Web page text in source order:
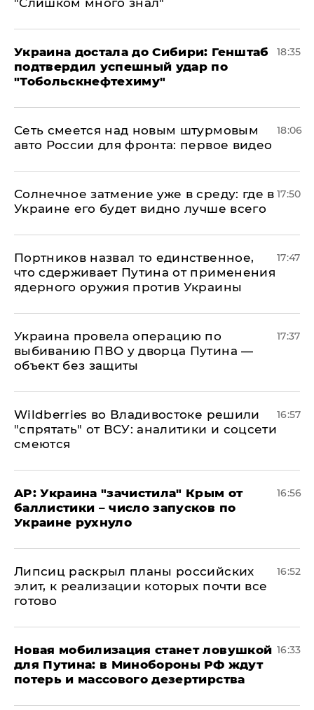
"Слишком много знал"
Украина достала до Сибири: Генштаб
подтвердил успешный удар по
"Тобольскнефтехиму"
18:35
Сеть смеется над новым штурмовым
авто России для фронта: первое видео
18:06
​Солнечное затмение уже в среду: где в
Украине его будет видно лучше всего
17:50
Портников назвал то единственное,
что сдерживает Путина от применения
ядерного оружия против Украины
17:47
Украина провела операцию по
выбиванию ПВО у дворца Путина —
объект без защиты
17:37
Wildberries во Владивостоке решили
"спрятать" от ВСУ: аналитики и соцсети
смеются
16:57
AP: Украина "зачистила" Крым от
баллистики – число запусков по
Украине рухнуло
16:56
Липсиц раскрыл планы российских
элит, к реализации которых почти все
готово
16:52
​Новая мобилизация станет ловушкой
для Путина: в Минобороны РФ ждут
потерь и массового дезертирства
16:33